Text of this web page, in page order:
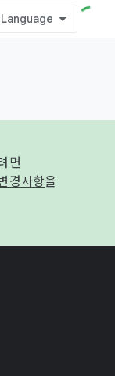
면
경사항을